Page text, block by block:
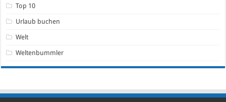
Top 10
Urlaub buchen
Welt
Weltenbummler